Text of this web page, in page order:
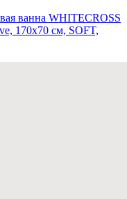
ванна WHITECROSS
170x70 см, SOFT,